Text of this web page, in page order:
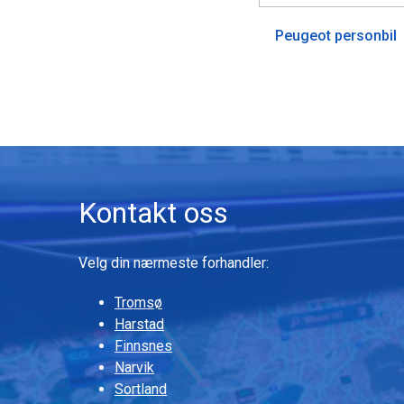
Peugeot personbil
Kontakt oss
Velg din nærmeste forhandler:
Tromsø
Harstad
Finnsnes
Narvik
Sortland